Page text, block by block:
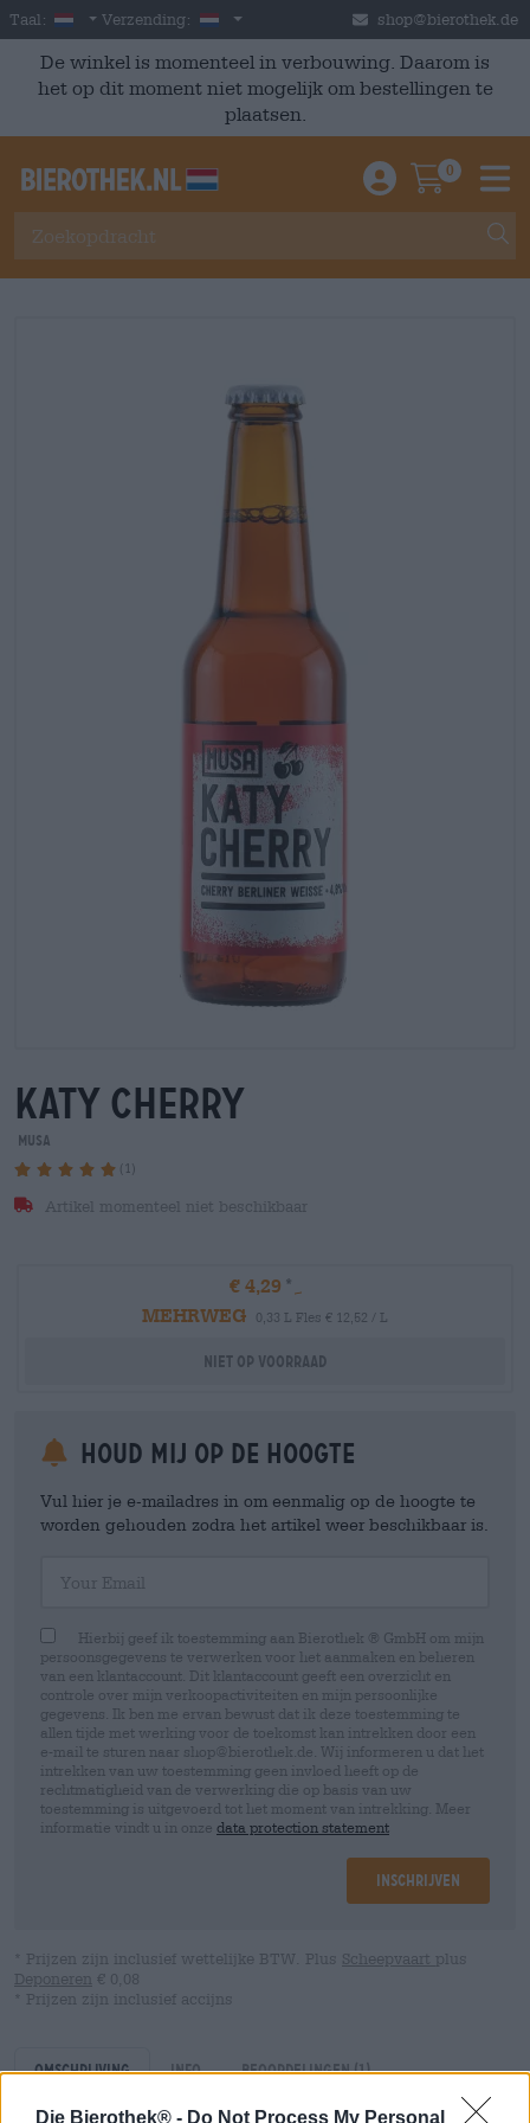
Die Bierothek® - Do Not Process My Personal
Skip to main content
Taal: Dutch
Verzending: Nederland shop@bierothek.de
De winkel is momenteel in verbouwing. Daarom is
het op dit moment niet mogelijk om bestellingen te
plaatsen.
Einloggen /
0
katy cherry
MUSA
(1)
Artikel momenteel niet beschikbaar
€ 4,29
MEHRWEG
0,33 L Fles € 12,52 / L
Niet op voorraad
Houd mij op de hoogte
Vul hier je e-mailadres in om eenmalig op de hoogte te
worden gehouden zodra het artikel weer beschikbaar is.
Hierbij geef ik toestemming aan Bierothek ® GmbH om mijn
persoonsgegevens te verwerken voor het aanmaken en beheren
van een klantaccount. Dit klantaccount geeft een overzicht en
controle over mijn verkoopactiviteiten en mijn persoonlijke
gegevens. Ik ben me ervan bewust dat ik deze toestemming te
allen tijde met werking voor de toekomst kan intrekken door een
e-mail te sturen naar shop@bierothek.de. Wij informeren u dat het
intrekken van uw toestemming geen invloed heeft op de
rechtmatigheid van de verwerking die op basis van uw
toestemming is uitgevoerd tot het moment van intrekking. Meer
informatie vindt u in onze data protection statement
Inschrijven
* Prijzen zijn inclusief wettelijke BTW. Plus Scheepvaart plus
Deponeren € 0,08
* Prijzen zijn inclusief accijns
Omschrijving Info Beoordelingen(1)